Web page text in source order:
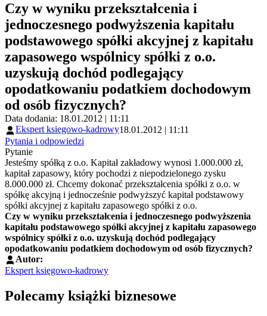
Czy w wyniku przekształcenia i
jednoczesnego podwyższenia kapitału
podstawowego spółki akcyjnej z kapitału
zapasowego wspólnicy spółki z o.o.
uzyskują dochód podlegający
opodatkowaniu podatkiem dochodowym
od osób fizycznych?
Data dodania: 18.01.2012 | 11:11
Ekspert księgowo-kadrowy18.01.2012 | 11:11
Pytania i odpowiedzi
Pytanie
Jesteśmy spółką z o.o. Kapitał zakładowy wynosi 1.000.000 zł,
kapitał zapasowy, który pochodzi z niepodzielonego zysku
8.000.000 zł. Chcemy dokonać przekształcenia spółki z o.o. w
spółkę akcyjną i jednocześnie podwyższyć kapitał podstawowy
spółki akcyjnej z kapitału zapasowego spółki z o.o.
Czy w wyniku przekształcenia i jednoczesnego podwyższenia
kapitału podstawowego spółki akcyjnej z kapitału zapasowego
wspólnicy spółki z o.o. uzyskują dochód podlegający
opodatkowaniu podatkiem dochodowym od osób fizycznych?
Autor:
Ekspert księgowo-kadrowy
Polecamy książki biznesowe